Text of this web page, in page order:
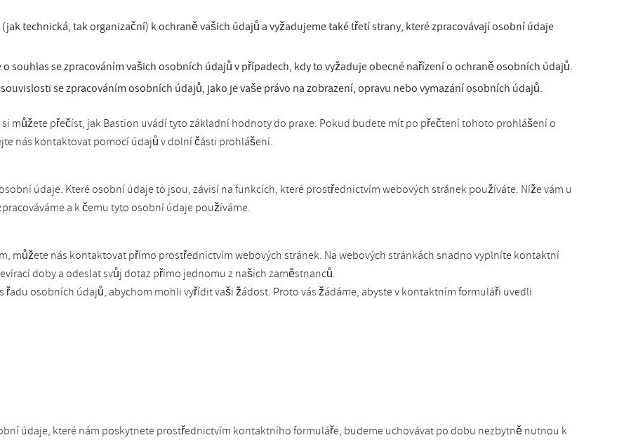
technická, tak organizační) k ochraně vašich údajů a vyžadujeme také třetí strany, které zpracovávají osobní údaje
souhlas se zpracováním vašich osobních údajů v případech, kdy to vyžaduje obecné nařízení o ochraně osobních údajů.
se zpracováním osobních údajů, jako je vaše právo na zobrazení, opravu nebo vymazání osobních údajů.
můžete přečíst, jak Bastion uvádí tyto základní hodnoty do praxe. Pokud budete mít po přečtení tohoto prohlášení o
nás kontaktovat pomocí údajů v dolní části prohlášení.
údaje. Které osobní údaje to jsou, závisí na funkcích, které prostřednictvím webových stránek používáte. Níže vám u
a k čemu tyto osobní údaje používáme.
můžete nás kontaktovat přímo prostřednictvím webových stránek. Na webových stránkách snadno vyplníte kontaktní
doby a odeslat svůj dotaz přímo jednomu z našich zaměstnanců.
osobních údajů, abychom mohli vyřídit vaši žádost. Proto vás žádáme, abyste v kontaktním formuláři uvedli
údaje, které nám poskytnete prostřednictvím kontaktního formuláře, budeme uchovávat po dobu nezbytně nutnou k